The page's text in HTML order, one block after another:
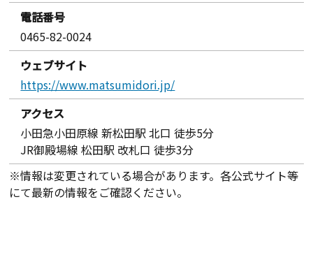
電話番号
0465-82-0024
ウェブサイト
https://www.matsumidori.jp/
アクセス
小田急小田原線 新松田駅 北口 徒歩5分
JR御殿場線 松田駅 改札口 徒歩3分
※情報は変更されている場合があります。各公式サイト等
にて最新の情報をご確認ください。